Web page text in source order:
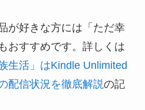
が好きな方には「ただ幸
おすすめです。詳しくは
生活」はKindle Unlimited
配信状況を徹底解説の記